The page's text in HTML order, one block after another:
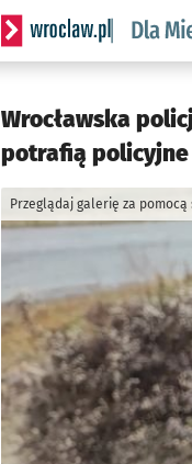
Serwis informacyjny
Wrocławska
potrafią policyjne
Przeglądaj galerię za pomocą